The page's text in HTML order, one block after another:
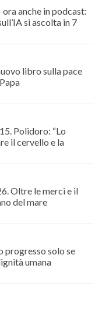
anche in podcast:
si ascolta in 7
libro sulla pace
Polidoro: “Lo
il cervello e la
Oltre le merci e il
del mare
progresso solo se
umana